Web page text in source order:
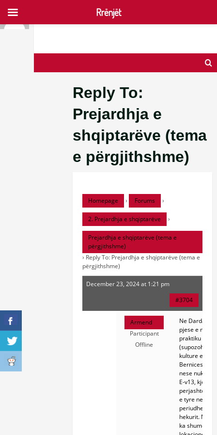
content
Reply To:
Prejardhja e
shqiptarëve (tema
e përgjithshme)
Homepage › Forums ›
2. Prejardhja e shqiptarëve ›
Prejardhja e shqiptarëve (tema e
përgjithshme)
› Reply To: Prejardhja e shqiptarëve (tema e
përgjithshme)
December 23, 2024 at 1:21 pm
#3704
Armend
Participant
Offline
Ne Dardani,
pjese e mire
praktiku
(supozohet
kulture e
Bernices).
nese nuk
E-v13, kjo
perjashton
e tyre ne
periudhen e
hekurit.
ka shume
Rrënjët